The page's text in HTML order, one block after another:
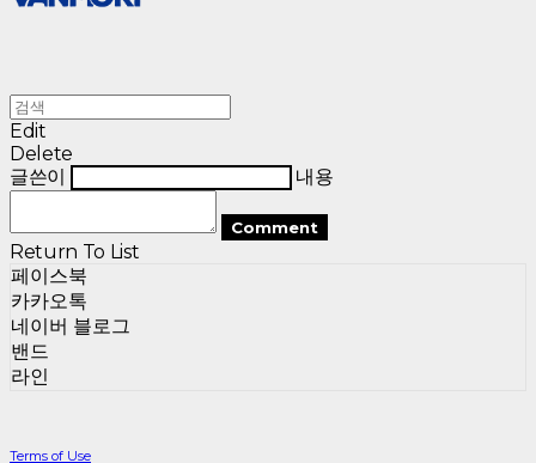
Edit
Delete
글쓴이
내용
Comment
Return To List
페이스북
카카오톡
네이버 블로그
밴드
라인
Terms of Use